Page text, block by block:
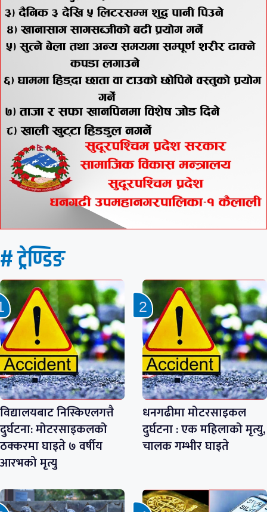
# ट्रेण्डिङ
विद्यालयबाट निस्किएलगत्तै
दुर्घटना: मोटरसाइकलको
ठक्करमा घाइते ७ वर्षीय
आरभको मृत्यु
धनगढीमा मोटरसाइकल
दुर्घटना : एक महिलाको मृत्यु,
चालक गम्भीर घाइते